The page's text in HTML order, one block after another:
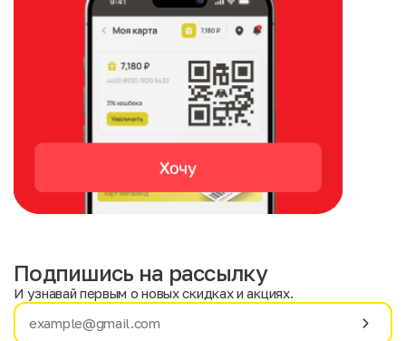
Имя
Подпишись на рассылку
И узнавай первым о новых скидках и акциях.